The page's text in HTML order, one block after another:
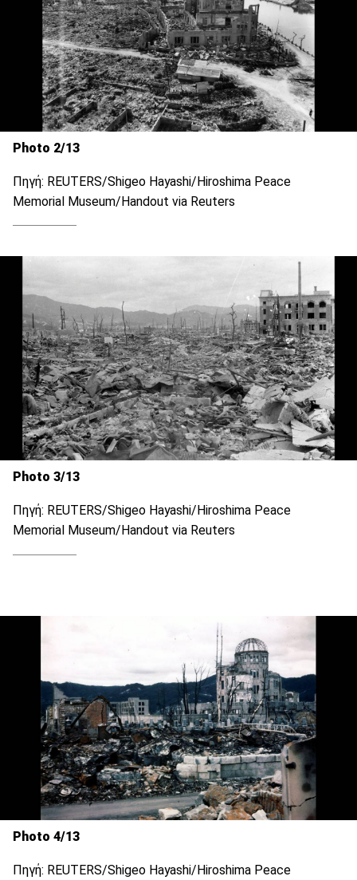
Photo 2/13
Πηγή: REUTERS/Shigeo Hayashi/Hiroshima Peace
Memorial Museum/Handout via Reuters
Photo 3/13
Πηγή: REUTERS/Shigeo Hayashi/Hiroshima Peace
Memorial Museum/Handout via Reuters
Photo 4/13
Πηγή: REUTERS/Shigeo Hayashi/Hiroshima Peace